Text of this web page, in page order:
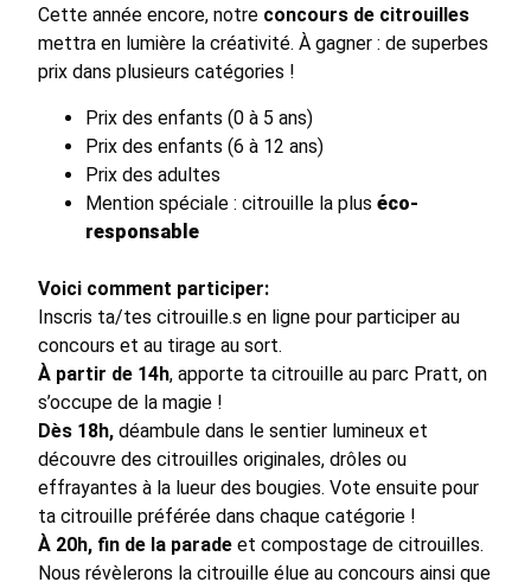
Cette année encore, notre concours de citrouilles
mettra en lumière la créativité. À gagner : de superbes
prix dans plusieurs catégories !
Prix des enfants (0 à 5 ans)
Prix des enfants (6 à 12 ans)
Prix des adultes
Mention spéciale : citrouille la plus éco-
responsable
Voici comment participer:
Inscris ta/tes citrouille.s en ligne pour participer au
concours et au tirage au sort.
À partir de 14h, apporte ta citrouille au parc Pratt, on
s’occupe de la magie !
Dès 18h, déambule dans le sentier lumineux et
découvre des citrouilles originales, drôles ou
effrayantes à la lueur des bougies. Vote ensuite pour
ta citrouille préférée dans chaque catégorie !
À 20h, fin de la parade et compostage de citrouilles.
Nous révèlerons la citrouille élue au concours ainsi que